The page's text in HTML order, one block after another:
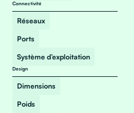
Connectivité
Réseaux
Ports
Système d’exploitation
Design
Dimensions
Poids